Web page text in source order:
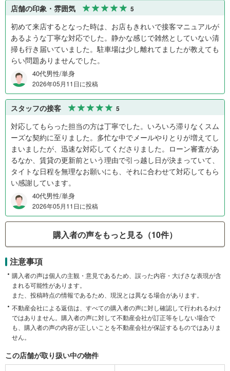
店舗の印象・雰囲気 5
初めて来店するとなった時は、お店もきれいで接客マニュアルが
あるような丁寧な対応でした。静かな感じで雑然としていない清
掃も行き届いていました。駐車場は少し離れてましたが教えても
らい問題ありませんでした。
40代男性/単身
2026年05月11日に投稿
スタッフの接客 5
対応してもらった担当の方は丁寧でした。いろいろ滞りなくスム
ーズな契約に至りました。多忙な中でメールやりとりが増えてし
まいましたが、迅速な対応してくださりました。ローン審査があ
るなか、賃貸の更新前という理由で引っ越し日が決まっていて、
タイトな日程を無理なお願いにも、それに合わせて対応してもら
い感謝しています。
40代男性/単身
2026年05月11日に投稿
購入者の声をもっと見る（10件）
注意事項
購入者の声は個人の主観・意見であるため、誤った内容・大げさな表現が含
まれる可能性があります。
また、投稿時点の情報であるため、現況とは異なる場合があります。
不動産会社による返信は、すべての購入者の声に対し確認して行われるわけ
ではありません。購入者の声に対して不動産会社が訂正等をしない場合で
も、購入者の声の内容が正しいことを不動産会社が保証するものではありま
せん。
この店舗が取り扱い中の物件